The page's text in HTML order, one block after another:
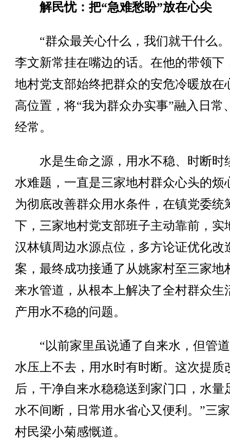
解民忧：把“急难愁盼”放在心尖
“群众最关心什么，我们就干什么。
李文新常挂在嘴边的话。在他的带领下
地村党支部始终把群众的安危冷暖放在
高位置，将“我为群众办实事”融入日常
经常。
水是生命之源，用水不稳、时断时
水难题，一直是三家地村群众心头的烦
为彻底改善群众用水条件，在镇党委统
下，三家地村党支部班子主动靠前，实
汉林镇周边水源点位，多方论证优化改
案，最终成功接通了从姚家村至三家地
来水管道，从根本上解决了全村群众生
产用水不稳的问题。
“以前家里虽说通了自来水，但管
水压上不去，用水时有时断。这次提质
后，干净自来水稳稳送到家门口，水量
水不间断，日常用水省心又便利。”三
村民梁小菊感慨道。